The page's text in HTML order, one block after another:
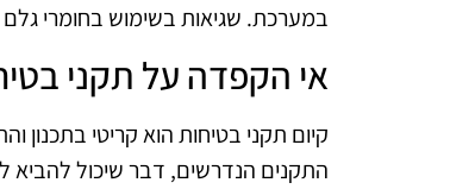
במערכת. שגיאות בשימוש בחומרי גלם
אי הקפדה על תקני
קיום תקני בטיחות הוא קריטי
התקנים הנדרשים, דבר שיכול להביא